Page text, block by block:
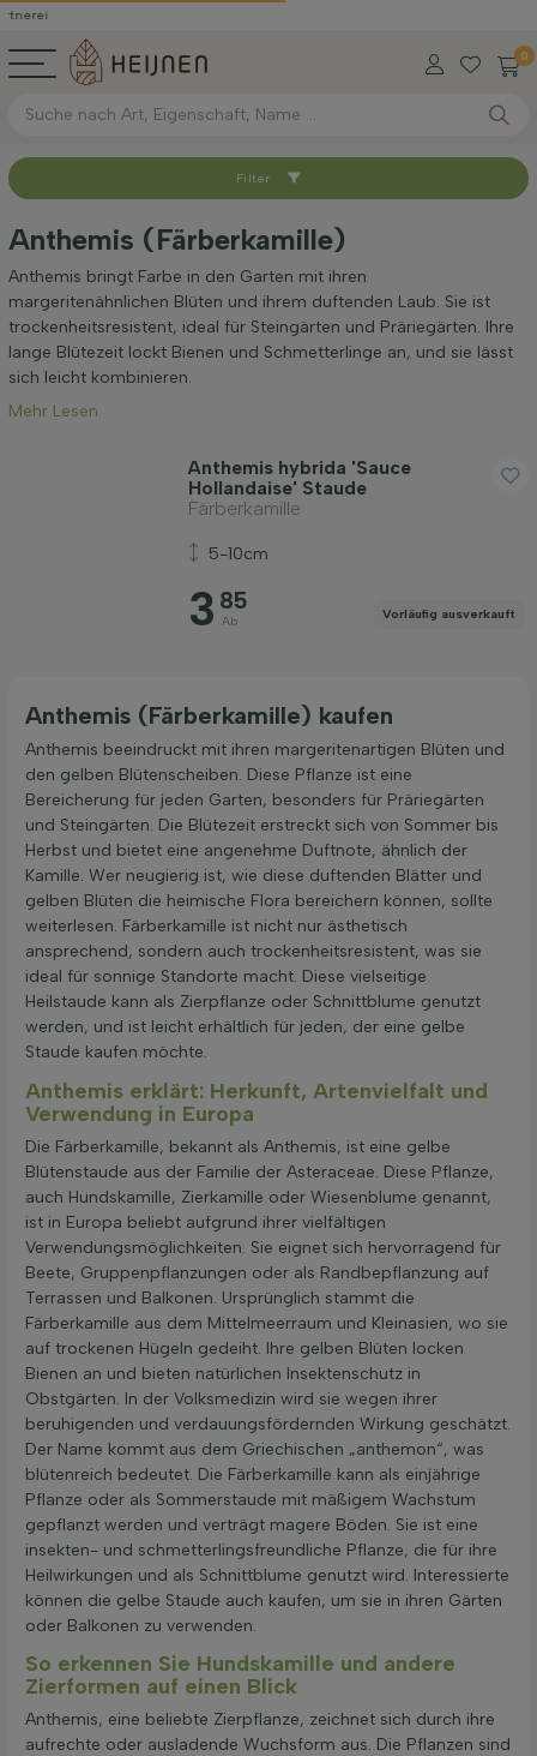
0
Sortieren nach
Anwendung
Blütenfarbe
Blütezeit
Filter anwenden
Filter
Anthemis (Färberkamille)
Anthemis bringt Farbe in den Garten mit ihren
margeritenähnlichen Blüten und ihrem duftenden Laub. Sie ist
trockenheitsresistent, ideal für Steingärten und Präriegärten. Ihre
lange Blütezeit lockt Bienen und Schmetterlinge an, und sie lässt
sich leicht kombinieren.
Mehr Lesen
Anthemis hybrida 'Sauce
Hollandaise' Staude
Färberkamille
5-10cm
3 85
Ab
Vorläufig ausverkauft
Anthemis (Färberkamille) kaufen
Anthemis beeindruckt mit ihren margeritenartigen Blüten und
den gelben Blütenscheiben. Diese Pflanze ist eine
Bereicherung für jeden Garten, besonders für Präriegärten
und Steingärten. Die Blütezeit erstreckt sich von Sommer bis
Herbst und bietet eine angenehme Duftnote, ähnlich der
Kamille. Wer neugierig ist, wie diese duftenden Blätter und
gelben Blüten die heimische Flora bereichern können, sollte
weiterlesen. Färberkamille ist nicht nur ästhetisch
ansprechend, sondern auch trockenheitsresistent, was sie
ideal für sonnige Standorte macht. Diese vielseitige
Heilstaude kann als Zierpflanze oder Schnittblume genutzt
werden, und ist leicht erhältlich für jeden, der eine gelbe
Staude kaufen möchte.
Anthemis erklärt: Herkunft, Artenvielfalt und
Verwendung in Europa
Die Färberkamille, bekannt als Anthemis, ist eine gelbe
Blütenstaude aus der Familie der Asteraceae. Diese Pflanze,
auch Hundskamille, Zierkamille oder Wiesenblume genannt,
ist in Europa beliebt aufgrund ihrer vielfältigen
Verwendungsmöglichkeiten. Sie eignet sich hervorragend für
Beete, Gruppenpflanzungen oder als Randbepflanzung auf
Terrassen und Balkonen. Ursprünglich stammt die
Färberkamille aus dem Mittelmeerraum und Kleinasien, wo sie
auf trockenen Hügeln gedeiht. Ihre gelben Blüten locken
Bienen an und bieten natürlichen Insektenschutz in
Obstgärten. In der Volksmedizin wird sie wegen ihrer
beruhigenden und verdauungsfördernden Wirkung geschätzt.
Der Name kommt aus dem Griechischen „anthemon“, was
blütenreich bedeutet. Die Färberkamille kann als einjährige
Pflanze oder als Sommerstaude mit mäßigem Wachstum
gepflanzt werden und verträgt magere Böden. Sie ist eine
insekten- und schmetterlingsfreundliche Pflanze, die für ihre
Heilwirkungen und als Schnittblume genutzt wird. Interessierte
können die gelbe Staude auch kaufen, um sie in ihren Gärten
oder Balkonen zu verwenden.
So erkennen Sie Hundskamille und andere
Zierformen auf einen Blick
Anthemis, eine beliebte Zierpflanze, zeichnet sich durch ihre
aufrechte oder ausladende Wuchsform aus. Die Pflanzen sind